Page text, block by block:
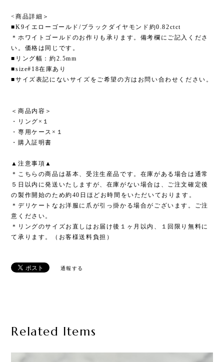
<商品詳細＞
■K9イエローゴールド/ブラックダイヤモンド約0.82ctct
＊ホワイトゴールドのお作りも承ります。備考欄にご記入くださ
い。価格は同じです。
■リング幅：約2.5mm
■size#18在庫あり
■サイズ表記にないサイズをご希望の方はお問い合わせください。
＜商品内容＞
・リング×１
・専用ケース×１
・購入証明書
▲注意事項▲
＊こちらの商品は基本、受注生産品です。在庫がある場合は通常
５日以内に発送いたしますが、在庫がない場合は、ご注文確定後
の製作開始のため約40日ほどお時間をいただいております。
＊デリケートなお洋服に爪が引っ掛かる場合がございます。ご注
意ください。
＊リングのサイズお直しはお届け後１ヶ月以内、１回限り無料に
て承ります。（お客様送料負担）
通報する
Related Items